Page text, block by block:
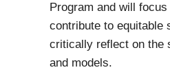
Program and will
contribute to equitable
critically reflect on the
and models.